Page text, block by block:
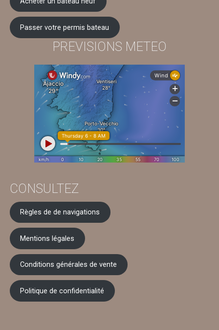
Passer votre permis bateau
PREVISIONS METEO
CONSULTEZ
Règles de de navigations
Mentions légales
Conditions générales de vente
Politique de confidentialité